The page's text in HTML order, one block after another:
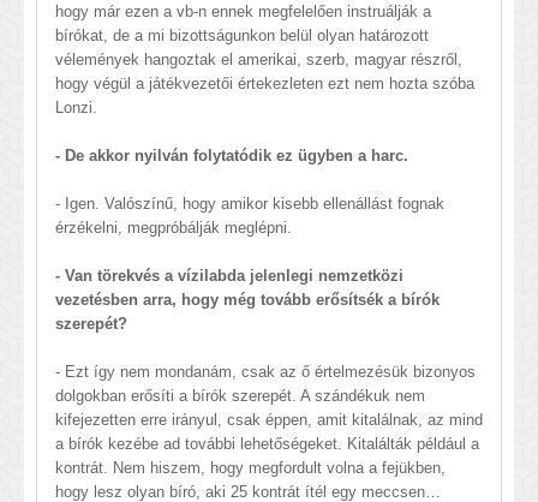
hogy már ezen a vb-n ennek megfelelően instruálják a
bírókat, de a mi bizottságunkon belül olyan határozott
vélemények hangoztak el amerikai, szerb, magyar részről,
hogy végül a játékvezetői értekezleten ezt nem hozta szóba
Lonzi.
- De akkor nyilván folytatódik ez ügyben a harc.
- Igen. Valószínű, hogy amikor kisebb ellenállást fognak
érzékelni, megpróbálják meglépni.
- Van törekvés a vízilabda jelenlegi nemzetközi
vezetésben arra, hogy még tovább erősítsék a bírók
szerepét?
- Ezt így nem mondanám, csak az ő értelmezésük bizonyos
dolgokban erősíti a bírók szerepét. A szándékuk nem
kifejezetten erre irányul, csak éppen, amit kitalálnak, az mind
a bírók kezébe ad további lehetőségeket. Kitalálták például a
kontrát. Nem hiszem, hogy megfordult volna a fejükben,
hogy lesz olyan bíró, aki 25 kontrát ítél egy meccsen…